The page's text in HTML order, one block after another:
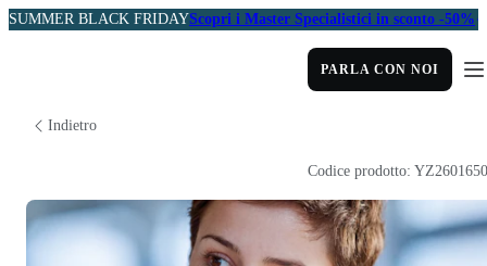
SUMMER BLACK FRIDAYScopri i Master Specialistici in sconto -50%
PARLA CON NOI
Indietro
Codice prodotto: